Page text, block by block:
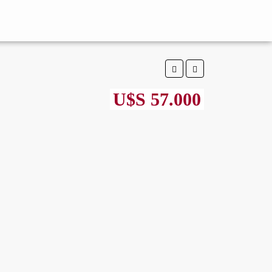
U$S 57.000